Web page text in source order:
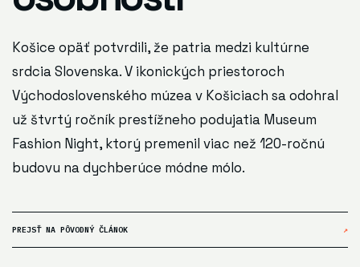
Košice opäť potvrdili, že patria medzi kultúrne
srdcia Slovenska. V ikonických priestoroch
Východoslovenského múzea v Košiciach sa odohral
už štvrtý ročník prestížneho podujatia Museum
Fashion Night, ktorý premenil viac než 120-ročnú
budovu na dychberúce módne mólo.
PREJSŤ NA PÔVODNÝ ČLÁNOK ↗